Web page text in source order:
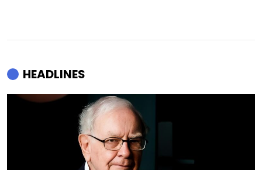
HEADLINES